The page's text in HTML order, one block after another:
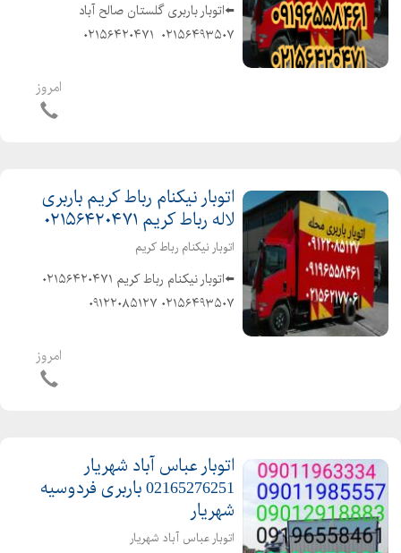
⬅️اتوبار باربری گلستان صالح آباد️
۰۲۱۵۶۴۹۳۵۰۷ ️ ۰۲۱۵۶۴۲۰۴۷۱
در حمل و نقل اثاثیه منزل وجهیزیه و
مبلمان و شرکتها و غیره ⬅️باکادر مجرب و
امروز
اتوبار نیکنام رباط کریم باربری
لاله رباط کریم ۰۲۱۵۶۴۲۰۴۷۱
اتوبار نیکنام رباط کریم
اثاثیه منزل وجهیزیه و مبلمان و شرکتها
امروز
اتوبار عباس آباد شهریار
02165276251 باربری فردوسیه
شهریار
اتوبار عباس آباد شهریار